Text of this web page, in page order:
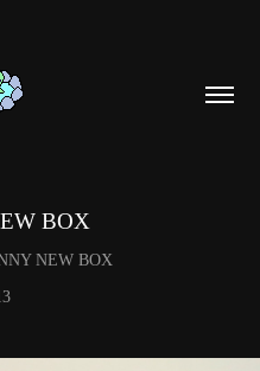
BOX
NEW BOX